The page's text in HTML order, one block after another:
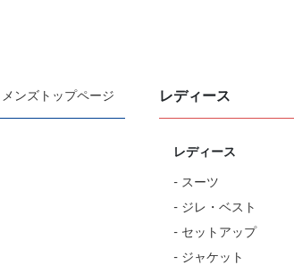
メンズトップページ レディース
レディース
- スーツ
- ジレ・ベスト
- セットアップ
- ジャケット